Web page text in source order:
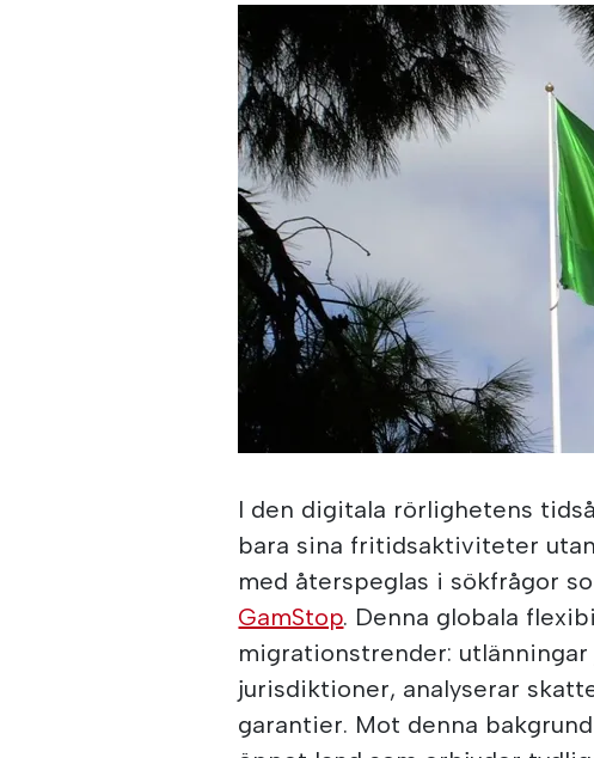
I den digitala rörlighetens
bara sina fritidsaktiviteter
med återspeglas i sökfrågor
GamStop. Denna globala
migrationstrender:
jurisdiktioner, analyserar
garantier. Mot denna